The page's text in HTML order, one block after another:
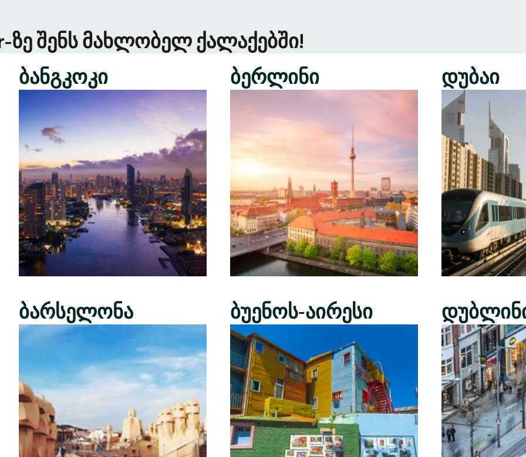
ზე შენს მახლობელ ქალაქებში!
ბანგკოკი
ბარსელონა
ბერლინი
ბუენოს-აირესი
დუბაი